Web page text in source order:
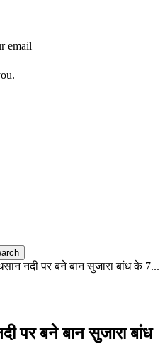
email
नदी पर बने बान सुजारा बांध के 7...
पर बने बान सुजारा बांध